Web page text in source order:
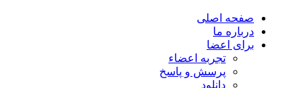
صفحه اصلی
درباره ما
برای اعضا
تجربه اعضاء
پرسش و پاسخ
دانلود